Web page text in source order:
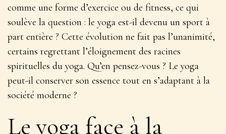
comme une forme d’exercice ou de fitness, ce qui
soulève la question : le yoga est-il devenu un sport à
part entière ? Cette évolution ne fait pas l’unanimité,
certains regrettant l’éloignement des racines
spirituelles du yoga. Qu’en pensez-vous ? Le yoga
peut-il conserver son essence tout en s’adaptant à la
société moderne ?
Le yoga face à la